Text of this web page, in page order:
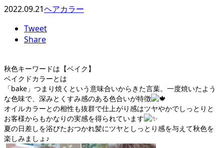
2022.09.21ヘアカラー
Tweet
Share
秋色キーワードは【ベイク】
ベイクドカラーとは
「bake」つまり焼くという意味合いからきた言葉。一度焼いたよう
な色味で、深みとくすみ感のある色合いが特徴
オイルカラーとの相性も抜群で仕上がり感はツヤやかでしっとりと
お客様からもかなりの実感を得られています
夏の日差しを浴びたおつかれ髪にツヤとしっとり感を与えて秋色を
楽しみましょ♪